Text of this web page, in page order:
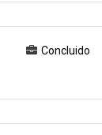
Concluido